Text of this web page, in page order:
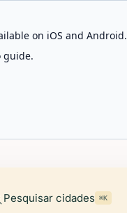
on iOS and Android.
guide.
Pesquisar cidades ⌘K